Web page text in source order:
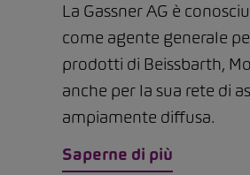
La Gassner AG è
come agente generale
prodotti di Beissbarth,
anche per la sua rete di
ampiamente diffusa.
Saperne di più